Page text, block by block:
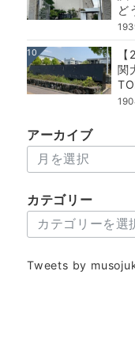
ど
10
関
アーカイブ
ー
イ
カテゴリー
テ
リ
Tweets by